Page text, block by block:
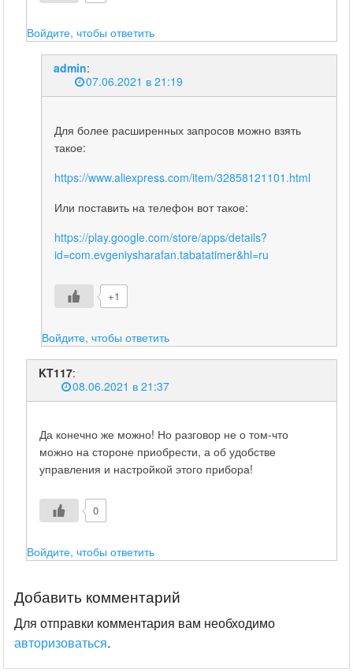
Войдите, чтобы ответить
admin:
07.06.2021 в 21:19
Для более расширенных запросов можно взять
такое:
https://www.aliexpress.com/item/32858121101.html
Или поставить на телефон вот такое:
https://play.google.com/store/apps/details?
id=com.evgeniysharafan.tabatatimer&hl=ru
+1
Войдите, чтобы ответить
KT117:
08.06.2021 в 21:37
Да конечно же можно! Но разговор не о том-что
можно на стороне приобрести, а об удобстве
управления и настройкой этого прибора!
0
Войдите, чтобы ответить
Добавить комментарий
Для отправки комментария вам необходимо
авторизоваться.